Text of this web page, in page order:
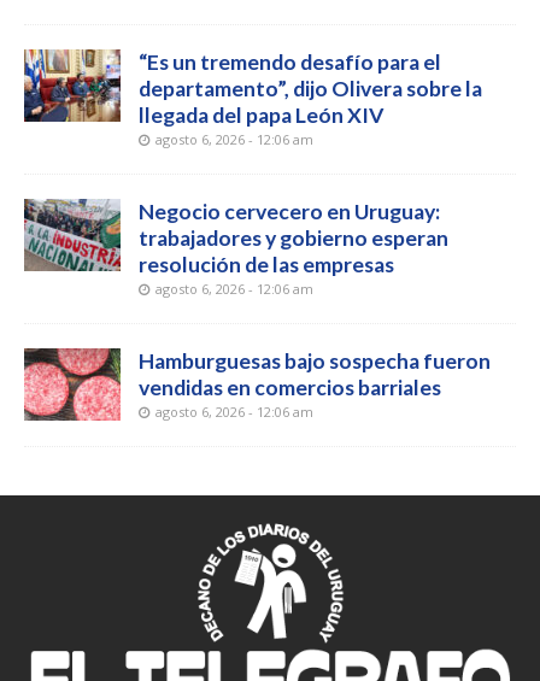
“Es un tremendo desafío para el
departamento”, dijo Olivera sobre la
llegada del papa León XIV
agosto 6, 2026 - 12:06 am
Negocio cervecero en Uruguay:
trabajadores y gobierno esperan
resolución de las empresas
agosto 6, 2026 - 12:06 am
Hamburguesas bajo sospecha fueron
vendidas en comercios barriales
agosto 6, 2026 - 12:06 am